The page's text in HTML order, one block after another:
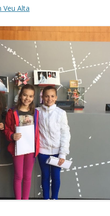
Veu Alta